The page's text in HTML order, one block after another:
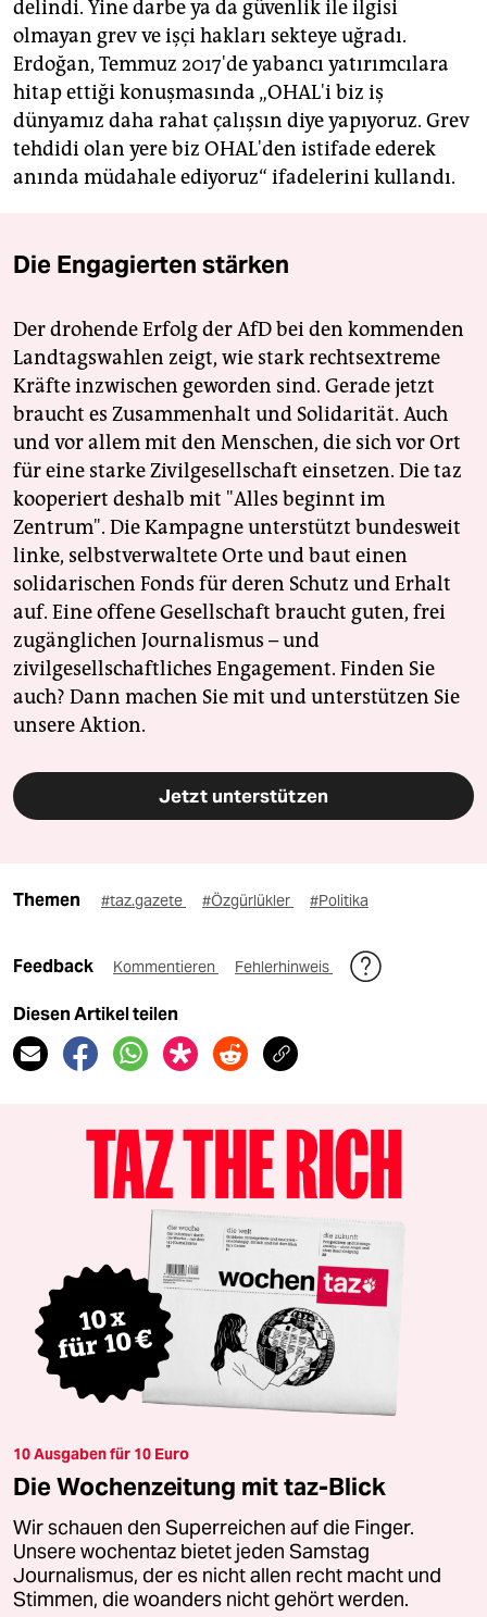
delindi. Yine darbe ya da güvenlik ile ilgisi
olmayan grev ve işçi hakları sekteye uğradı.
Erdoğan, Temmuz 2017'de yabancı yatırımcılara
hitap ettiği konuşmasında „OHAL'i biz iş
dünyamız daha rahat çalışsın diye yapıyoruz. Grev
tehdidi olan yere biz OHAL'den istifade ederek
anında müdahale ediyoruz“ ifadelerini kullandı.
Die Engagierten stärken
Der drohende Erfolg der AfD bei den kommenden
Landtagswahlen zeigt, wie stark rechtsextreme
Kräfte inzwischen geworden sind. Gerade jetzt
braucht es Zusammenhalt und Solidarität. Auch
und vor allem mit den Menschen, die sich vor Ort
für eine starke Zivilgesellschaft einsetzen. Die taz
kooperiert deshalb mit "Alles beginnt im
Zentrum". Die Kampagne unterstützt bundesweit
linke, selbstverwaltete Orte und baut einen
solidarischen Fonds für deren Schutz und Erhalt
auf. Eine offene Gesellschaft braucht guten, frei
zugänglichen Journalismus – und
zivilgesellschaftliches Engagement. Finden Sie
auch? Dann machen Sie mit und unterstützen Sie
unsere Aktion.
Jetzt unterstützen
Themen #taz.gazete #Özgürlükler #Politika
Feedback Kommentieren Fehlerhinweis
Diesen Artikel teilen
10 Ausgaben für 10 Euro
Die Wochenzeitung mit taz-Blick
Wir schauen den Superreichen auf die Finger.
Unsere wochentaz bietet jeden Samstag
Journalismus, der es nicht allen recht macht und
Stimmen, die woanders nicht gehört werden.